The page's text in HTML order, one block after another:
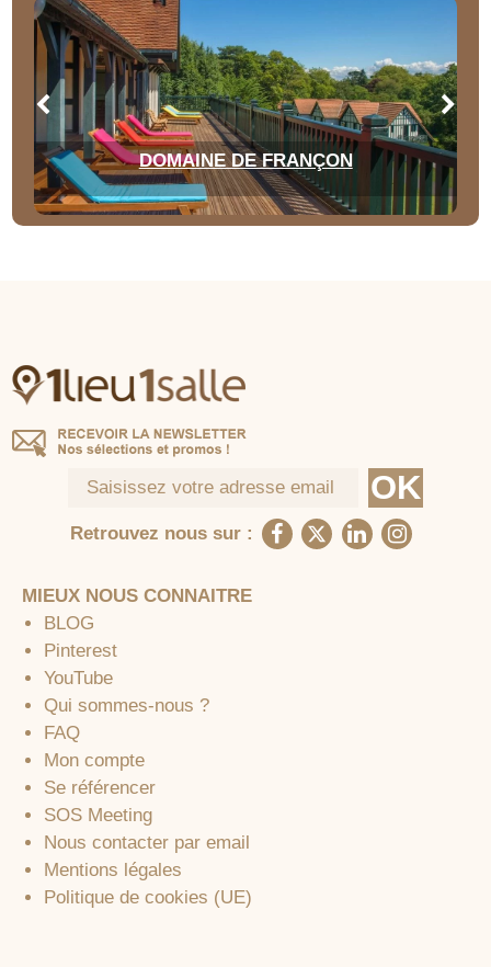
DOMAINE DE FRANÇON
Retrouvez nous sur :
MIEUX NOUS CONNAITRE
BLOG
Pinterest
YouTube
Qui sommes-nous ?
FAQ
Mon compte
Se référencer
SOS Meeting
Nous contacter par email
Mentions légales
Politique de cookies (UE)